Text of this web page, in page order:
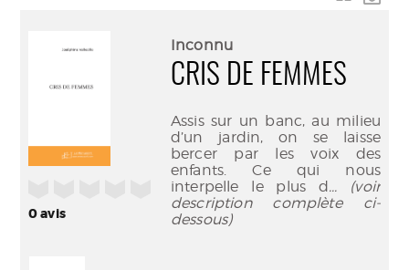
0avis
Inconnu
CRIS DE FEMMES
Assis sur un banc, au milieu
d’un jardin, on se laisse
bercer par les voix des
enfants. Ce qui nous
interpelle le plus d... (voir
description complète ci-
dessous)